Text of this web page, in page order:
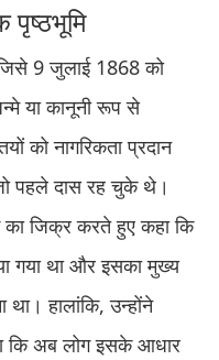
पृष्ठभूमि
9 जुलाई 1868 को
या कानूनी रूप से
को नागरिकता प्रदान
पहले दास रह चुके थे।
का जिक्र करते हुए कहा कि
गया था और इसका मुख्य
था। हालांकि, उन्होंने
कि अब लोग इसके आधार